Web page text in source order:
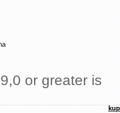
or greater is